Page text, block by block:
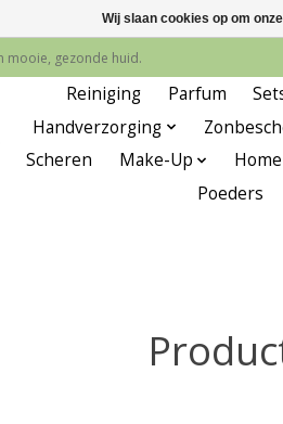
mooie, gezonde huid.
Reiniging Parfum
Handverzorging
Scheren
Make-Up Home
Poeders
Wij slaan cookies op om